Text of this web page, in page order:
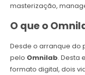
masterização,
O que o
Desde o arranque do
pelo Omnilab. Desta
formato digital, dois